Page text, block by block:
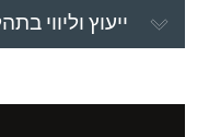
ייעוץ וליווי